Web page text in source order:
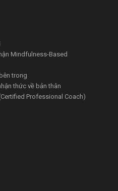
Mindfulness-Based
trong
thức về bản thân
Professional Coach)